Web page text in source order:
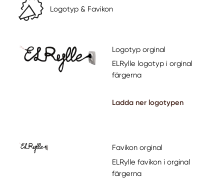
Logotyp & Favikon
Logotyp orginal
ELRylle logotyp i orginal
färgerna
Ladda ner logotypen
Favikon orginal
ELRylle favikon i orginal
färgerna